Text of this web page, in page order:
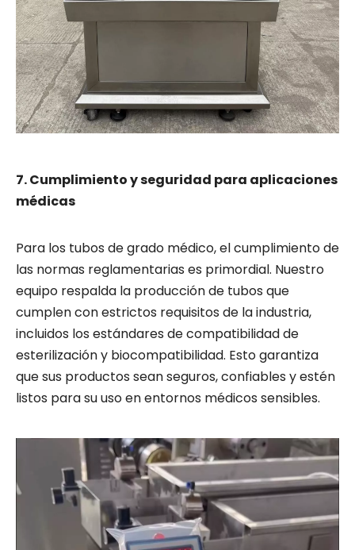
7. Cumplimiento y seguridad para aplicaciones
médicas
Para los tubos de grado médico, el cumplimiento de
las normas reglamentarias es primordial. Nuestro
equipo respalda la producción de tubos que
cumplen con estrictos requisitos de la industria,
incluidos los estándares de compatibilidad de
esterilización y biocompatibilidad. Esto garantiza
que sus productos sean seguros, confiables y estén
listos para su uso en entornos médicos sensibles.